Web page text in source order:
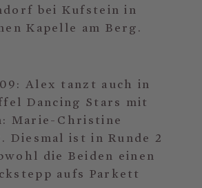
bei Kufstein in
Kapelle am Berg.
Alex tanzt auch in
Dancing Stars mit
Marie-Christine
Diesmal ist in Runde 2
die Beiden einen
aufs Parkett